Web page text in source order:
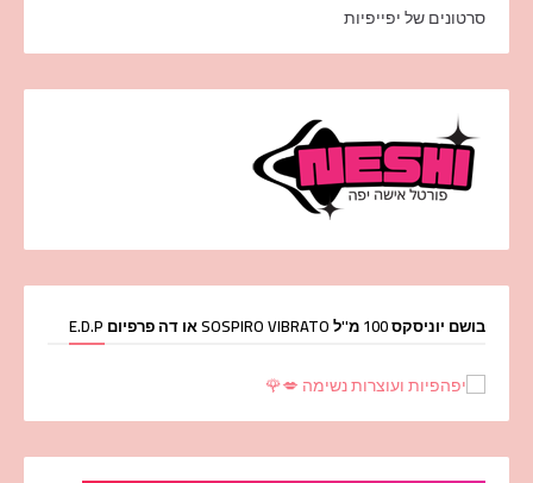
סרטונים של יפייפיות
בושם יוניסקס 100 מ''ל SOSPIRO VIBRATO או דה פרפיום E.D.P